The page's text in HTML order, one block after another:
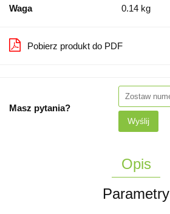
Waga 0.14 kg
Pobierz produkt do PDF
Masz pytania?
Wyślij
Opis
Parametry